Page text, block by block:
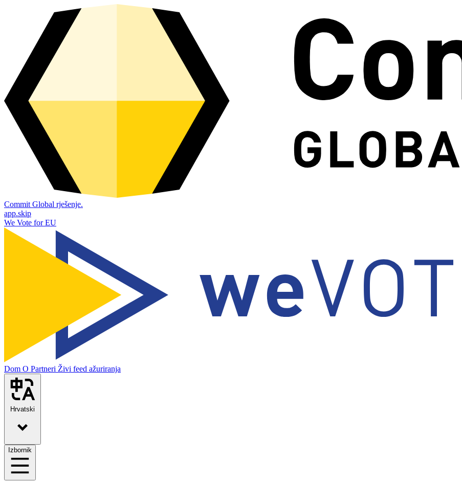
Commit Global rješenje.
app.skip
We Vote for EU
Dom O Partneri Živi feed ažuriranja
Hrvatski
Izbornik